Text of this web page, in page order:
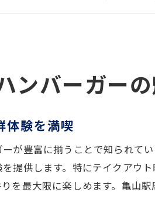
ハンバーガーの美味しさ
ハンバーガーを美味しく保つ
ハンバーガーを持ち帰る
鮮度を保つハンバーガー
テイクアウト時に役立つ
ハンバーガーの味を損な
話題の保管アイデアで美
ンバーガー
体験を満喫
が豊富に揃うことで知られて
提供します。特にテイクアウ
を最大限に楽しめます。亀山